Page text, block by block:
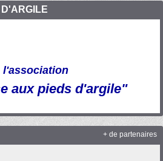
aux pieds d'argile"
+ de partenaires